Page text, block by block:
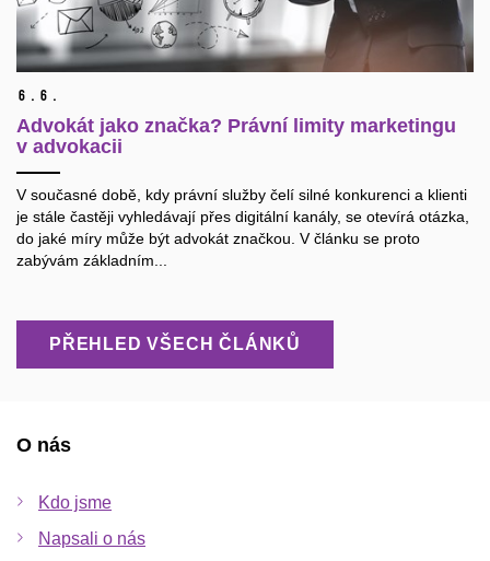
6. 6.
Advokát jako značka? Právní limity marketingu
v advokacii
V současné době, kdy právní služby čelí silné konkurenci a klienti
je stále častěji vyhledávají přes digitální kanály, se otevírá otázka,
do jaké míry může být advokát značkou. V článku se proto
zabývám základním...
PŘEHLED VŠECH ČLÁNKŮ
O nás
Kdo jsme
Napsali o nás